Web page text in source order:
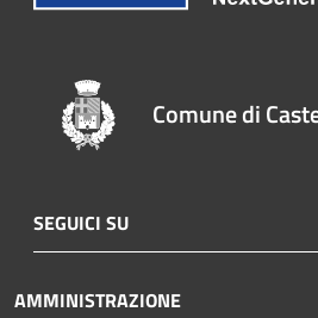
Comune di
SEGUICI SU
AMMINISTRAZIONE